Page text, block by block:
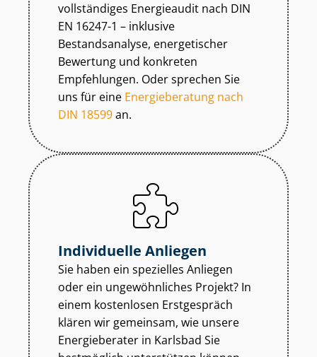
vollständiges Energieaudit nach DIN
EN 16247-1 – inklusive
Bestandsanalyse, energetischer
Bewertung und konkreten
Empfehlungen. Oder sprechen Sie
uns für eine Energieberatung nach
DIN 18599an.
Individuelle Anliegen
Sie haben ein spezielles Anliegen
oder ein ungewöhnliches Projekt? In
einem kostenlosen Erstgespräch
klären wir gemeinsam, wie unsere
Energieberater in Karlsbad Sie